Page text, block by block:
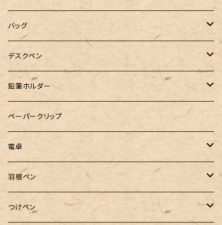
工房sokoharo（そこはろ）
バッグハンガー
バッグ
&Liebe(アンドリーベ)
デスクペン
24季 スタビライズドウッド
鉛筆ホルダー
LOGステーショナリー
ペーパークリップ
電卓
CASIO（カシオ）
羽根ペン
ボルトレッティ
つけペン